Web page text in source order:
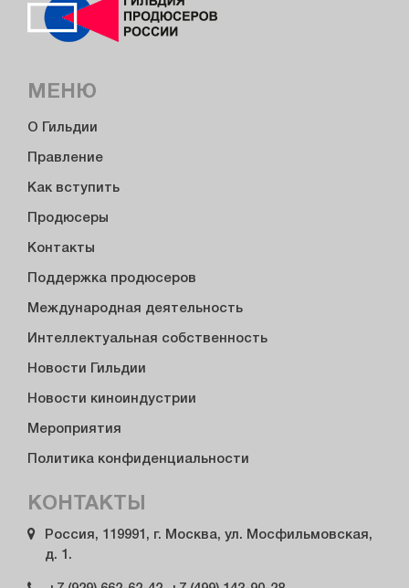
МЕНЮ
О Гильдии
Правление
Как вступить
Продюсеры
Контакты
Поддержка продюсеров
Международная деятельность
Интеллектуальная собственность
Новости Гильдии
Новости киноиндустрии
Мероприятия
Политика конфиденциальности
КОНТАКТЫ
Россия, 119991, г. Москва, ул. Мосфильмовская,
д. 1.